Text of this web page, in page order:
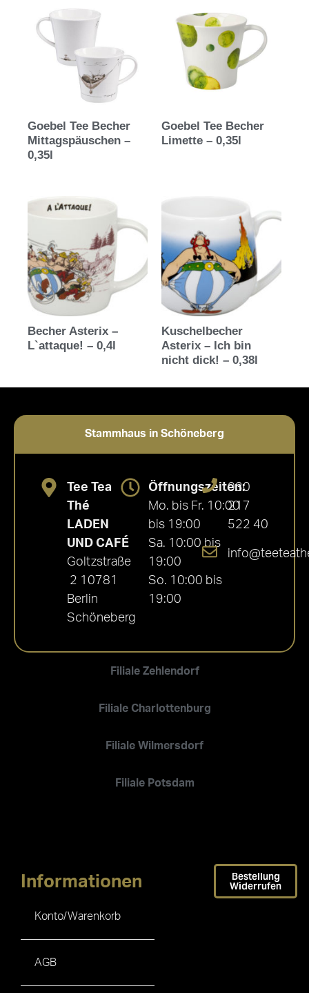
Goebel Tee Becher
Mittagspäuschen –
0,35l
Goebel Tee Becher
Limette – 0,35l
Becher Asterix –
L`attaque! – 0,4l
Kuschelbecher
Asterix – Ich bin
nicht dick! – 0,38l
Stammhaus in Schöneberg
Filiale Zehlendorf
Filiale Charlottenburg
Filiale Wilmersdorf
Filiale Potsdam
Tee Tea
Thé
LADEN
UND CAFÉ
Goltzstraße
2 10781
Berlin
Schöneberg
Öffnungszeiten:
Mo. bis Fr. 10:00
bis 19:00
Sa. 10:00 bis
19:00
So. 10:00 bis
19:00
030
217
522 40
Informationen
Konto/Warenkorb
AGB
Bestellung
Widerrufen